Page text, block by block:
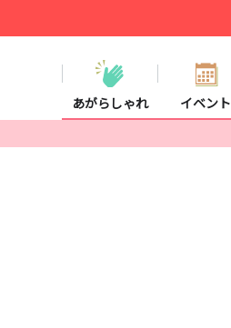
あがらしゃれ イベント